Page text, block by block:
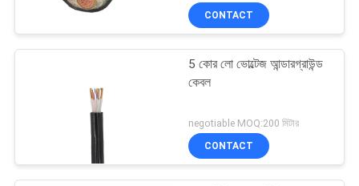
কারখানা
CONTACT
5 কোর লো ভোল্টেজ আন্ডারগ্রাউন্ড
কেবল
negotiable MOQ:200 মিটার
CONTACT